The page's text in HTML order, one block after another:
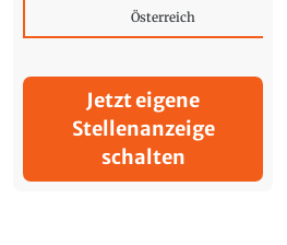
Österreich
Jetzt eigene
Stellenanzeige
schalten